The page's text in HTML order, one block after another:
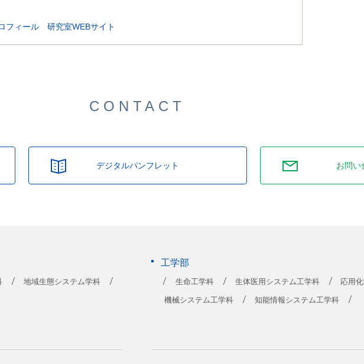
フィール 研究室WEBサイト
CONTACT
デジタルパンフレット お問い
地域生態システム学科
工学部
生命工学科 生体医用システム工学科 応用
機械システム工学科 知能情報システム工学科